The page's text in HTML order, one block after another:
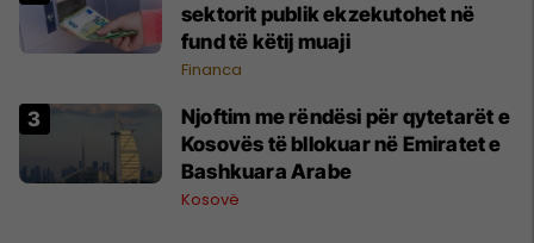
sektorit publik ekzekutohet në
fund të këtij muaji
Financa
Njoftim me rëndësi për qytetarët e
Kosovës të bllokuar në Emiratet e
Bashkuara Arabe
Kosovë